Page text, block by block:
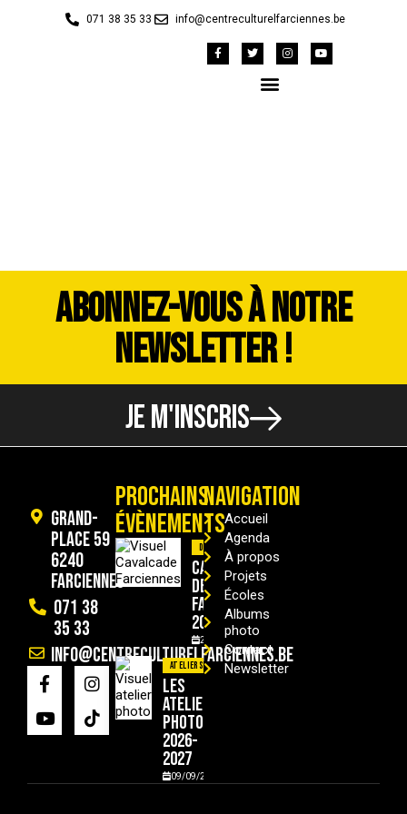
071 38 35 33 info@centreculturelfarciennes.be
ABONNEZ-VOUS À NOTRE
NEWSLETTER !
JE M'INSCRIS
Grand-
Place 59
6240
Farciennes
071 38
35 33
info@centreculturelfarciennes.be
PROCHAINS
ÉVÈNEMENTS
Divers
Cavalcade
de
Farciennes
2026
29/08/2026
Ateliers
Les
ateliers
photo
2026-
2027
09/09/2026
NAVIGATION
Accueil
Agenda
À propos
Projets
Écoles
Albums
photo
Contact
Newsletter